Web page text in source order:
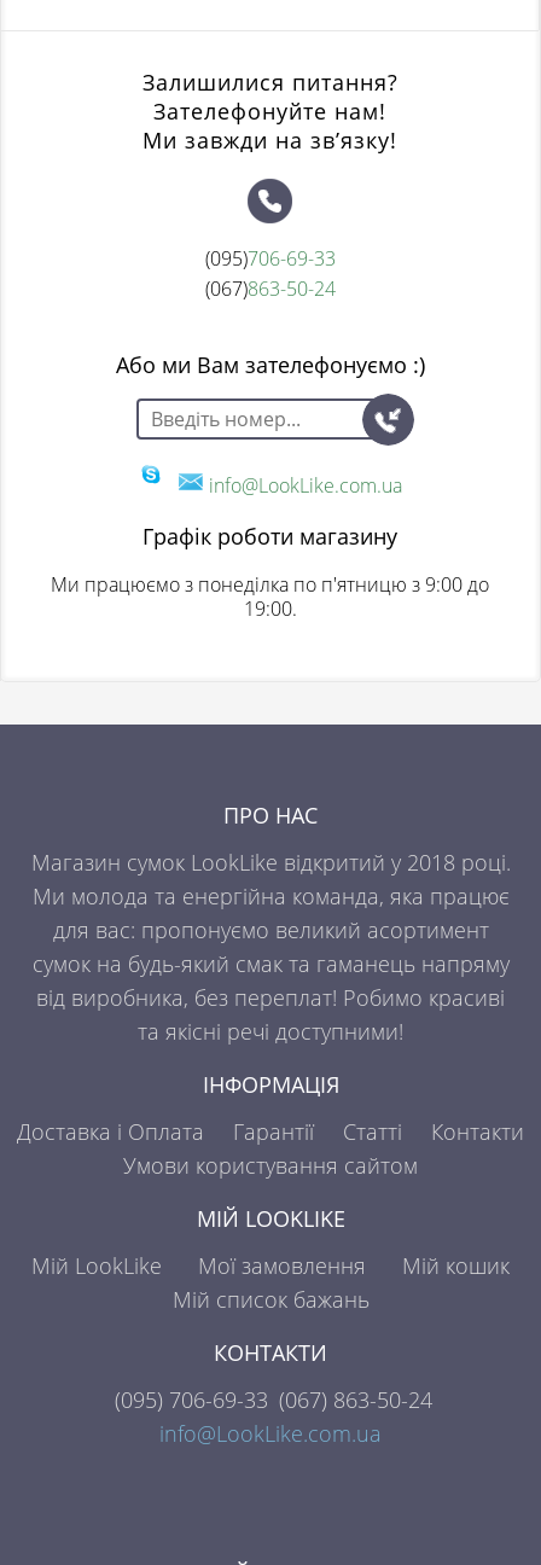
Залишилися питання?
Зателефонуйте нам!
Ми завжди на зв’язку!
(095)706-69-33
(067)863-50-24
Або ми Вам зателефонуємо :)
info@LookLike.com.ua
Графік роботи магазину
Ми працюємо з понеділка по п'ятницю з 9:00 до
19:00.
ПРО НАС
Магазин сумок LookLike відкритий у 2018 році.
Ми молода та енергійна команда, яка працює
для вас: пропонуємо великий асортимент
сумок на будь-який смак та гаманець напряму
від виробника, без переплат! Робимо красиві
та якісні речі доступними!
ІНФОРМАЦІЯ
Доставка і Оплата
Гарантії Статті
Контакти
Умови користування сайтом
МІЙ LOOKLIKE
Мій LookLike
Мої замовлення
Мій кошик
Мій список бажань
КОНТАКТИ
(095) 706-69-33 (067) 863-50-24
info@LookLike.com.ua